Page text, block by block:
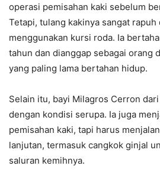
operasi pemisahan kaki sebelum
Tetapi, tulang kakinya sangat rapuh
menggunakan kursi roda. Ia
tahun dan dianggap sebagai orang
yang paling lama bertahan hidup.
Selain itu, bayi Milagros Cerron
dengan kondisi serupa. Ia juga
pemisahan kaki, tapi harus
lanjutan, termasuk cangkok ginjal
saluran kemihnya.